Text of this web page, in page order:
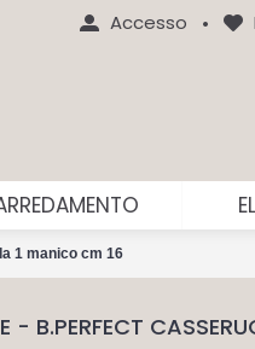
Accesso •
1 manico cm 16
- B.PERFECT